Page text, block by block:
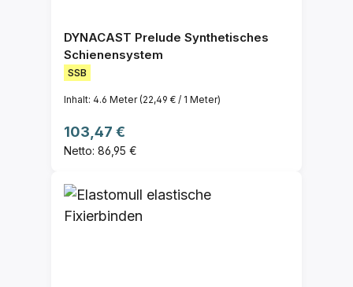
DYNACAST Prelude Synthetisches
Schienensystem
SSB
Inhalt: 4.6 Meter(22,49 € / 1 Meter)
Regulärer Preis:
103,47 €
Netto: 86,95 €